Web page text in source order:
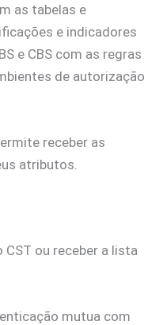
as tabelas e
e indicadores
e CBS com as regras
de autorização
receber as
atributos.
ou receber a lista
mutua com